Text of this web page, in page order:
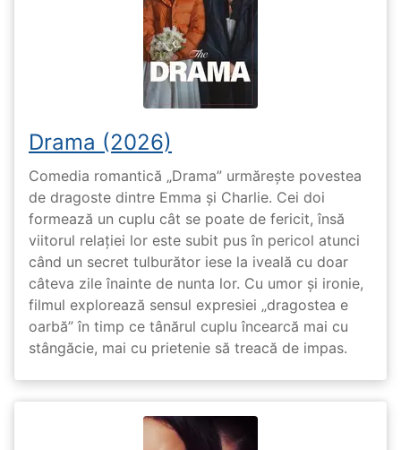
Drama (2026)
Comedia romantică „Drama” urmărește povestea
de dragoste dintre Emma și Charlie. Cei doi
formează un cuplu cât se poate de fericit, însă
viitorul relației lor este subit pus în pericol atunci
când un secret tulburător iese la iveală cu doar
câteva zile înainte de nunta lor. Cu umor și ironie,
filmul explorează sensul expresiei „dragostea e
oarbă” în timp ce tânărul cuplu încearcă mai cu
stângăcie, mai cu prietenie să treacă de impas.